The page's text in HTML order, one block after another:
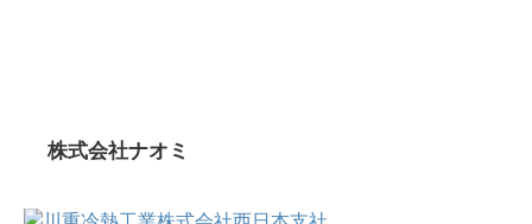
株式会社ナオミ